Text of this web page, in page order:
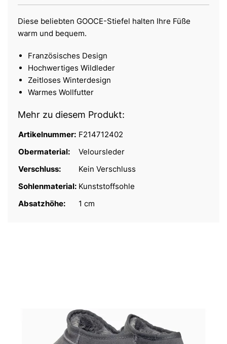
Diese beliebten GOOCE-Stiefel halten Ihre Füße
warm und bequem.
Französisches Design
Hochwertiges Wildleder
Zeitloses Winterdesign
Warmes Wollfutter
Mehr zu diesem Produkt:
Artikelnummer: F214712402
Obermaterial:
Veloursleder
Verschluss:
Kein Verschluss
Sohlenmaterial: Kunststoffsohle
Absatzhöhe:
1 cm